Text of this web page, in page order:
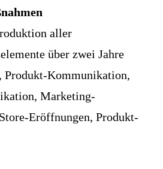
aller
über zwei Jahre
Produkt-Kommunikation,
Marketing-
Eröffnungen, Produkt-